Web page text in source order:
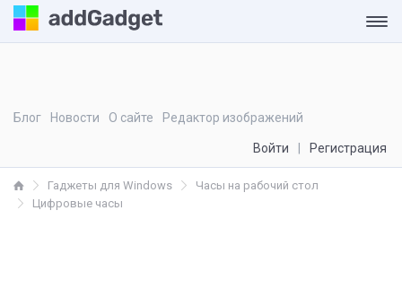
Блог Новости О сайте Редактор изображений
Войти Регистрация
Гаджеты для Windows
Часы на рабочий стол
Цифровые часы